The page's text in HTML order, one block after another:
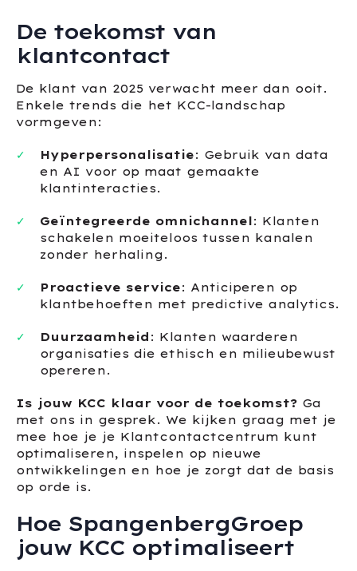
De toekomst van
klantcontact
De klant van 2025 verwacht meer dan ooit.
Enkele trends die het KCC-landschap
vormgeven:
Hyperpersonalisatie: Gebruik van data
en AI voor op maat gemaakte
klantinteracties.
Geïntegreerde omnichannel: Klanten
schakelen moeiteloos tussen kanalen
zonder herhaling.
Proactieve service: Anticiperen op
klantbehoeften met predictive analytics.
Duurzaamheid : Klanten waarderen
organisaties die ethisch en milieubewust
opereren.
Is jouw KCC klaar voor de toekomst? Ga
met ons in gesprek. We kijken graag met je
mee hoe je je Klantcontactcentrum kunt
optimaliseren, inspelen op nieuwe
ontwikkelingen en hoe je zorgt dat de basis
op orde is.
Hoe SpangenbergGroep
jouw KCC optimaliseert